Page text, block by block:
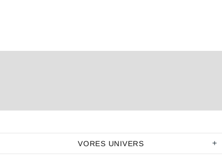
VORES UNIVERS